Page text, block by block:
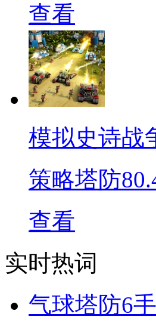
查看
模拟史诗战
策略塔防
查看
实时热词
气球塔防6